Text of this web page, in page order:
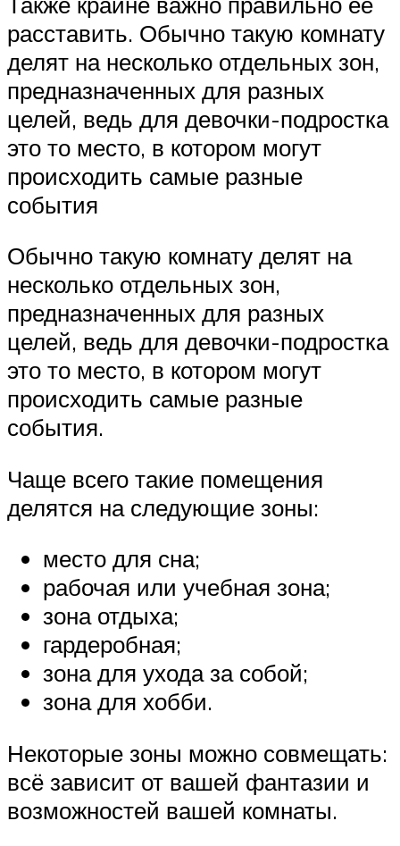
расставить. Обычно такую комнату
делят на несколько отдельных зон,
предназначенных для разных
целей, ведь для девочки-подростка
это то место, в котором могут
происходить самые разные
события
Обычно такую комнату делят на
несколько отдельных зон,
предназначенных для разных
целей, ведь для девочки-подростка
это то место, в котором могут
происходить самые разные
события.
Чаще всего такие помещения
делятся на следующие зоны:
место для сна;
рабочая или учебная зона;
зона отдыха;
гардеробная;
зона для ухода за собой;
зона для хобби.
Некоторые зоны можно совмещать:
всё зависит от вашей фантазии и
возможностей вашей комнаты.